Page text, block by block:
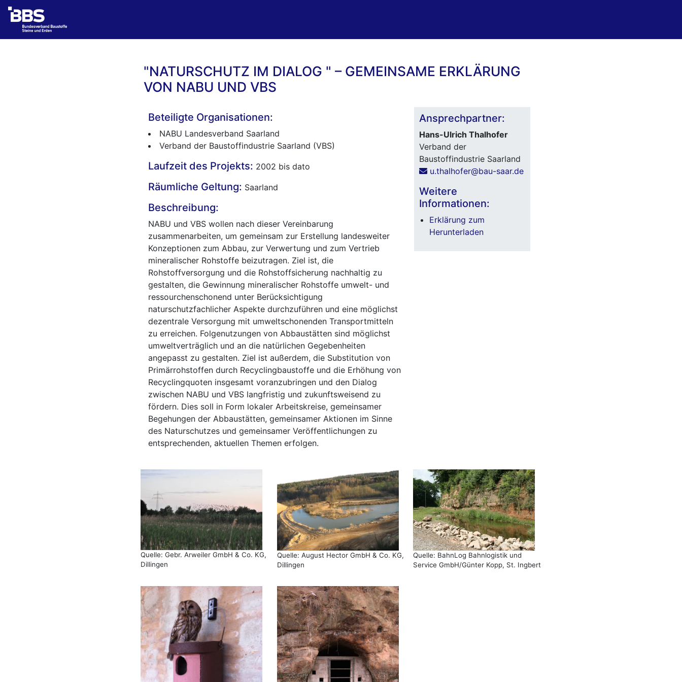
"NATURSCHUTZ IM DIALOG " – GEMEINSAME ERKLÄRUNG
VON NABU UND VBS
Beteiligte Organisationen:
NABU Landesverband Saarland
Verband der Baustoffindustrie Saarland (VBS)
Laufzeit des Projekts: 2002 bis dato
Räumliche Geltung: Saarland
Beschreibung:
NABU und VBS wollen nach dieser Vereinbarung
zusammenarbeiten, um gemeinsam zur Erstellung landesweiter
Konzeptionen zum Abbau, zur Verwertung und zum Vertrieb
mineralischer Rohstoffe beizutragen. Ziel ist, die
Rohstoffversorgung und die Rohstoffsicherung nachhaltig zu
gestalten, die Gewinnung mineralischer Rohstoffe umwelt- und
ressourchenschonend unter Berücksichtigung
naturschutzfachlicher Aspekte durchzuführen und eine möglichst
dezentrale Versorgung mit umweltschonenden Transportmitteln
zu erreichen. Folgenutzungen von Abbaustätten sind möglichst
umweltverträglich und an die natürlichen Gegebenheiten
angepasst zu gestalten. Ziel ist außerdem, die Substitution von
Primärrohstoffen durch Recyclingbaustoffe und die Erhöhung von
Recyclingquoten insgesamt voranzubringen und den Dialog
zwischen NABU und VBS langfristig und zukunftsweisend zu
fördern. Dies soll in Form lokaler Arbeitskreise, gemeinsamer
Begehungen der Abbaustätten, gemeinsamer Aktionen im Sinne
des Naturschutzes und gemeinsamer Veröffentlichungen zu
entsprechenden, aktuellen Themen erfolgen.
Ansprechpartner:
Hans-Ulrich Thalhofer
Verband der
Baustoffindustrie Saarland
u.thalhofer@bau-saar.de
Weitere
Informationen:
Erklärung zum
Herunterladen
Quelle: Gebr. Arweiler GmbH & Co. KG,
Dillingen
Quelle: August Hector GmbH & Co. KG,
Dillingen
Quelle: BahnLog Bahnlogistik und
Service GmbH/Günter Kopp, St. Ingbert